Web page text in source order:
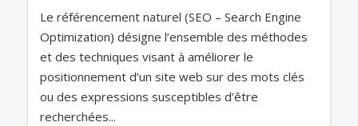
Le référencement naturel (SEO – Search Engine
Optimization) désigne l’ensemble des méthodes
et des techniques visant à améliorer le
positionnement d’un site web sur des mots clés
ou des expressions susceptibles d’être
recherchées...